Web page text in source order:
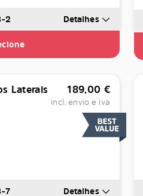
2 Detalhes
Laterais
189,00 €
incl. envio e iva
7 Detalhes